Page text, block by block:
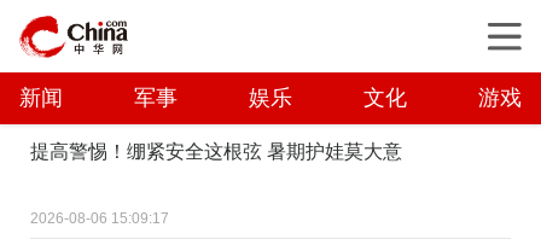
新闻 军事 娱乐 文化 游戏
提高警惕！绷紧安全这根弦 暑期护娃莫大意
2026-08-06 15:09:17